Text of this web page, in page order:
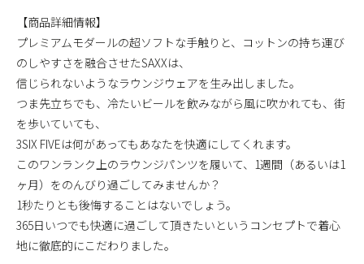
【商品詳細情報】
プレミアムモダールの超ソフトな手触りと、コットンの持ち運び
のしやすさを融合させたSAXXは、
信じられないようなラウンジウェアを生み出しました。
つま先立ちでも、冷たいビールを飲みながら風に吹かれても、街
を歩いていても、
3SIX FIVEは何があってもあなたを快適にしてくれます。
このワンランク上のラウンジパンツを履いて、1週間（あるいは1
ヶ月）をのんびり過ごしてみませんか？
1秒たりとも後悔することはないでしょう。
365日いつでも快適に過ごして頂きたいというコンセプトで着心
地に徹底的にこだわりました。